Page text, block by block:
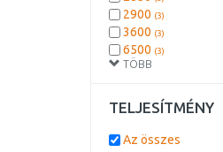
TÖBB
2900 (3)
3600 (3)
6500 (3)
7000
11500(2)
3700(2)
TELJESÍTMÉNY
Az összes